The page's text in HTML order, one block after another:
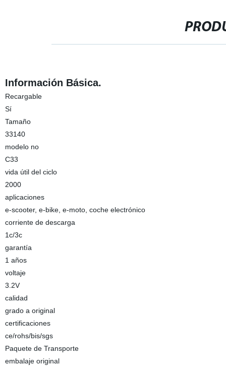
Información Básica.
Recargable
Sí
Tamaño
33140
modelo no
C33
vida útil del ciclo
2000
aplicaciones
e-scooter, e-bike, e-moto, coche electrónico
corriente de descarga
1c/3c
garantía
1 años
voltaje
3.2V
calidad
grado a original
certificaciones
ce/rohs/bis/sgs
Paquete de Transporte
embalaje original